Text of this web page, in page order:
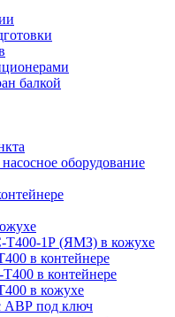
балкой
оборудование
Т400-1Р (ЯМЗ) в кожухе
в контейнере
в контейнере
в кожухе
АВР под ключ